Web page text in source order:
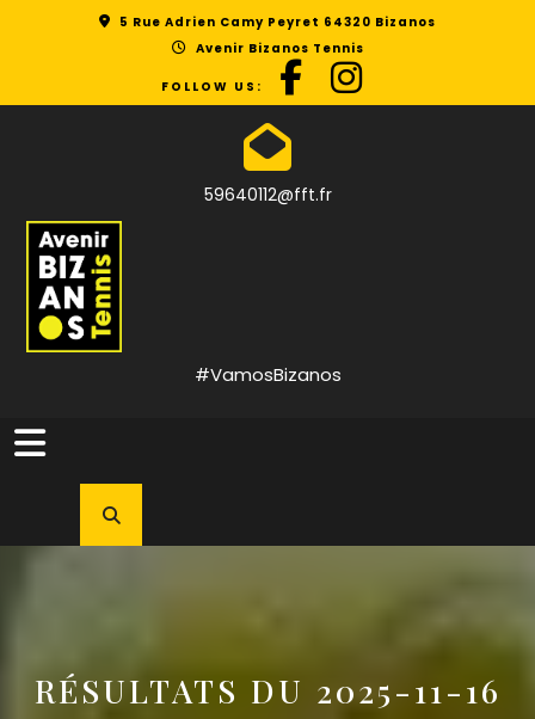
5 Rue Adrien Camy Peyret 64320 Bizanos
Avenir Bizanos Tennis
FOLLOW US:
59640112@fft.fr
#VamosBizanos
Open
Button
RÉSULTATS DU 2025-11-16